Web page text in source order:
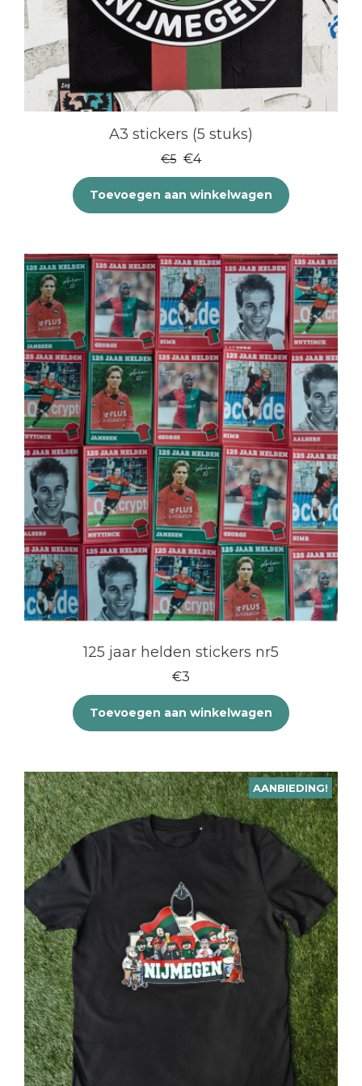
A3 stickers (5 stuks)
€5 Oorspronkelijke
prijs
was:
€5.
€4Huidige
prijs
is:
€4.
Toevoegen aan winkelwagen
125 jaar helden stickers nr5
€3
Toevoegen aan winkelwagen
AANBIEDING!